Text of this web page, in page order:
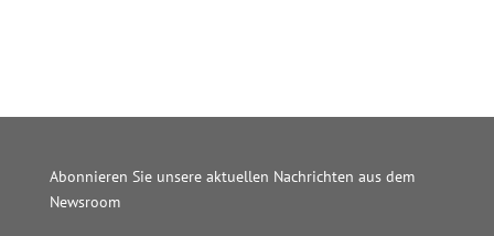
Abonnieren Sie unsere aktuellen Nachrichten aus dem
Newsroom